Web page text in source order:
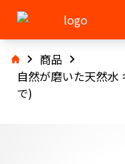
商品
自然が磨いた天然水
で)